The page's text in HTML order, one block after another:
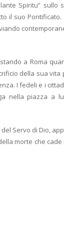
Spiritu” sullo
il suo Pontificato.
a Roma
della sua vita
I fedeli e i
nella piazza a
Servo di Dio,
morte che cade